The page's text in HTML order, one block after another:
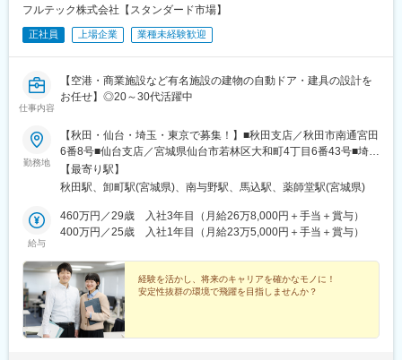
フルテック株式会社【スタンダード市場】
正社員 上場企業 業種未経験歓迎
仕事内容
【空港・商業施設など有名施設の建物の自動ドア・建具の設計を
お任せ】◎20～30代活躍中
勤務地
【秋田・仙台・埼玉・東京で募集！】■秋田支店／秋田市南通宮田
6番8号■仙台支店／宮城県仙台市若林区大和町4丁目6番43号■埼玉
支店／埼玉県さいたま市桜区栄和1丁目14番8■東京支店／大田区
東馬込1丁目33番6号※マイカー通勤可（拠点により異なる）※U・I
【最寄り駅】
秋田駅、卸町駅(宮城県)、南与野駅、馬込駅、薬師堂駅(宮城県)
給与
460万円／29歳 入社3年目（月給26万8,000円＋手当＋賞与）
400万円／25歳 入社1年目（月給23万5,000円＋手当＋賞与）
経験を活かし、将来のキャリアを確かなモノに！
安定性抜群の環境で飛躍を目指しませんか？